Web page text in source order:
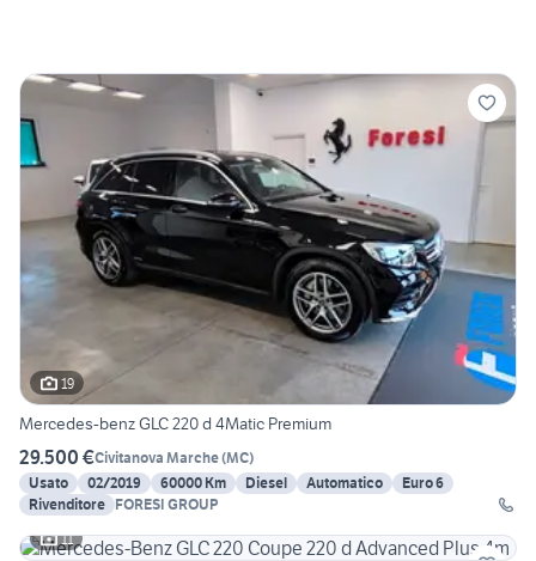
19
Mercedes-benz GLC 220 d 4Matic Premium
29.500 €Civitanova Marche(MC)
Usato
02/2019 60000 Km Diesel Automatico
Euro 6
Rivenditore FORESI GROUP
11